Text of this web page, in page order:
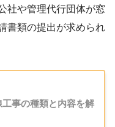
社や管理代行団体が窓
書類の提出が求められ
事の種類と内容を解